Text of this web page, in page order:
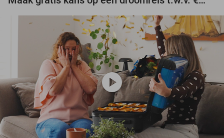
play_circle